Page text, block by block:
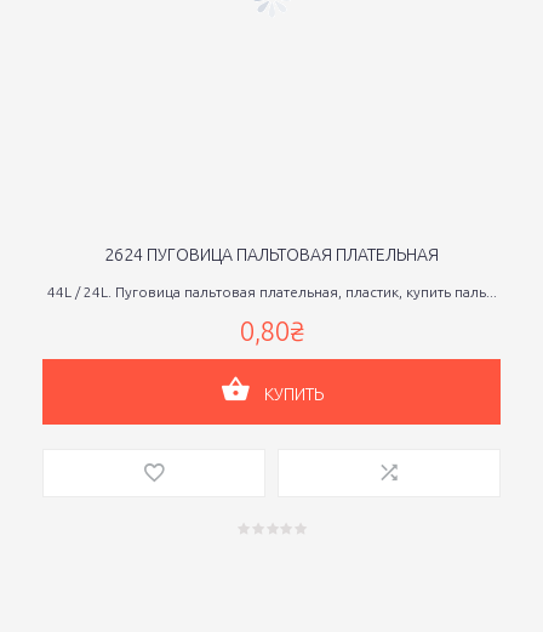
2624 ПУГОВИЦА ПАЛЬТОВАЯ ПЛАТЕЛЬНАЯ
44L / 24L. Пуговица пальтовая плательная, пластик, купить паль...
0,80₴
КУПИТЬ